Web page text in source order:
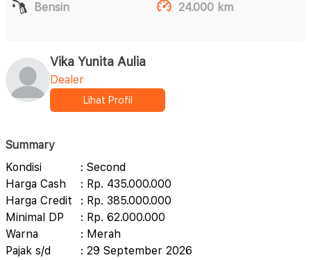
Bensin
24.000 km
Vika Yunita Aulia
Dealer
Lihat Profil
Summary
Kondisi
: Second
Harga Cash
: Rp. 435.000.000
Harga Credit
: Rp. 385.000.000
Minimal DP
: Rp. 62.000.000
Warna
: Merah
Pajak s/d
: 29 September 2026